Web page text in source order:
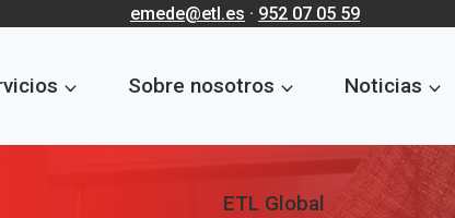
emede@etl.es · 952 07 05 59
Sobre nosotros Noticias
ETL Global